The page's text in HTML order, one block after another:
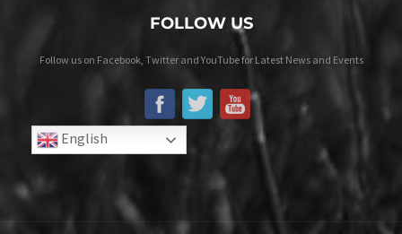
FOLLOW US
Follow us on Facebook, Twitter and YouTube for Latest News and Events
English